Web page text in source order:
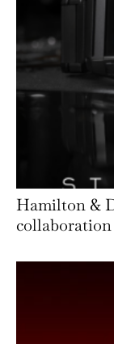
Hamilton &